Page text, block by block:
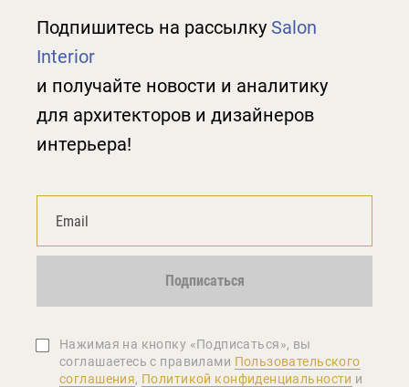
Подпишитесь на рассылку Salon
Interior
и получайте новости и аналитику
для архитекторов и дизайнеров
интерьера!
Подписаться
Нажимая на кнопку «Подписаться», вы
соглашаетеcь с правилами Пользовательского
соглашения, Политикой конфиденциальности и